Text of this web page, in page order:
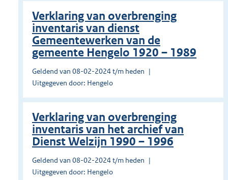
Verklaring van overbrenging
inventaris van dienst
Gemeentewerken van de
gemeente Hengelo 1920 – 1989
Geldend van 08-02-2024 t/m heden
Uitgegeven door: Hengelo
Verklaring van overbrenging
inventaris van het archief van
Dienst Welzijn 1990 – 1996
Geldend van 08-02-2024 t/m heden
Uitgegeven door: Hengelo